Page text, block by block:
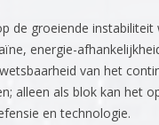
de groeiende
energie-
van het
alleen als blok kan het
en technologie.